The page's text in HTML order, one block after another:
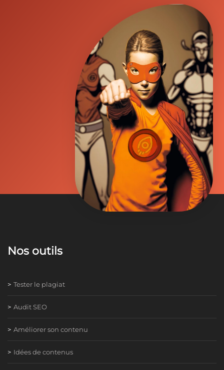
Nos outils
Tester le plagiat
Audit SEO
Améliorer son contenu
Idées de contenus